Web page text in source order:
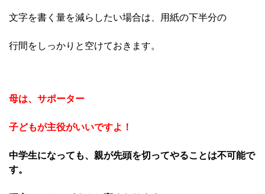
文字を書く量を減らしたい場合は、用紙の下半分の
行間をしっかりと空けておきます。
母は、サポーター
子どもが主役がいいですよ！
中学生になっても、親が先頭を切ってやることは不可能で
す。